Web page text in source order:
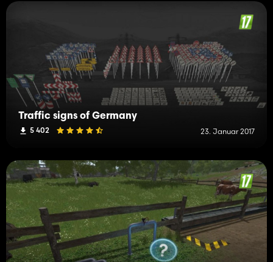
Traffic signs of Germany
5 402 23. Januar 2017